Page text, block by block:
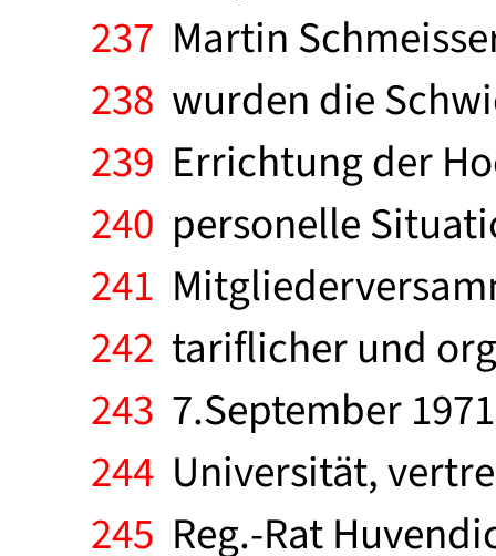
237 Martin
238 wurden die
239 Errichtung der
240 personelle
241
242 tariflicher und
243 7.September
244 Universität,
245 Reg.-Rat